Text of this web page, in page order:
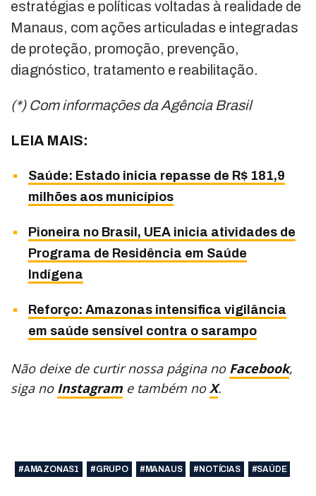
estratégias e políticas voltadas à realidade de
Manaus, com ações articuladas e integradas
de proteção, promoção, prevenção,
diagnóstico, tratamento e reabilitação.
(*) Com informações da Agência Brasil
LEIA MAIS:
Saúde: Estado inicia repasse de R$ 181,9
milhões aos municípios
Pioneira no Brasil, UEA inicia atividades de
Programa de Residência em Saúde
Indígena
Reforço: Amazonas intensifica vigilância
em saúde sensível contra o sarampo
Não deixe de curtir nossa página no Facebook,
siga no Instagram e também noX.
#AMAZONAS1 #GRUPO #MANAUS #NOTÍCIAS #SAÚDE